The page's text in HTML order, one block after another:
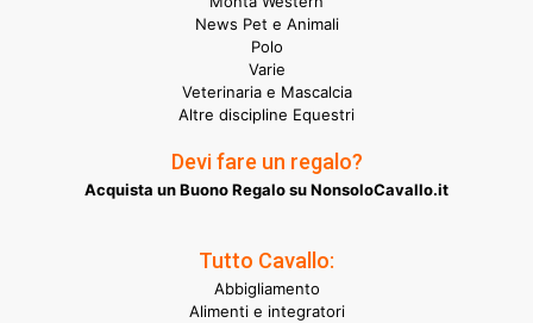
News Pet e Animali
Polo
Varie
Veterinaria e Mascalcia
Altre discipline Equestri
Devi fare un regalo?
Acquista un Buono Regalo su NonsoloCavallo.it
Tutto Cavallo:
Abbigliamento
Alimenti e integratori